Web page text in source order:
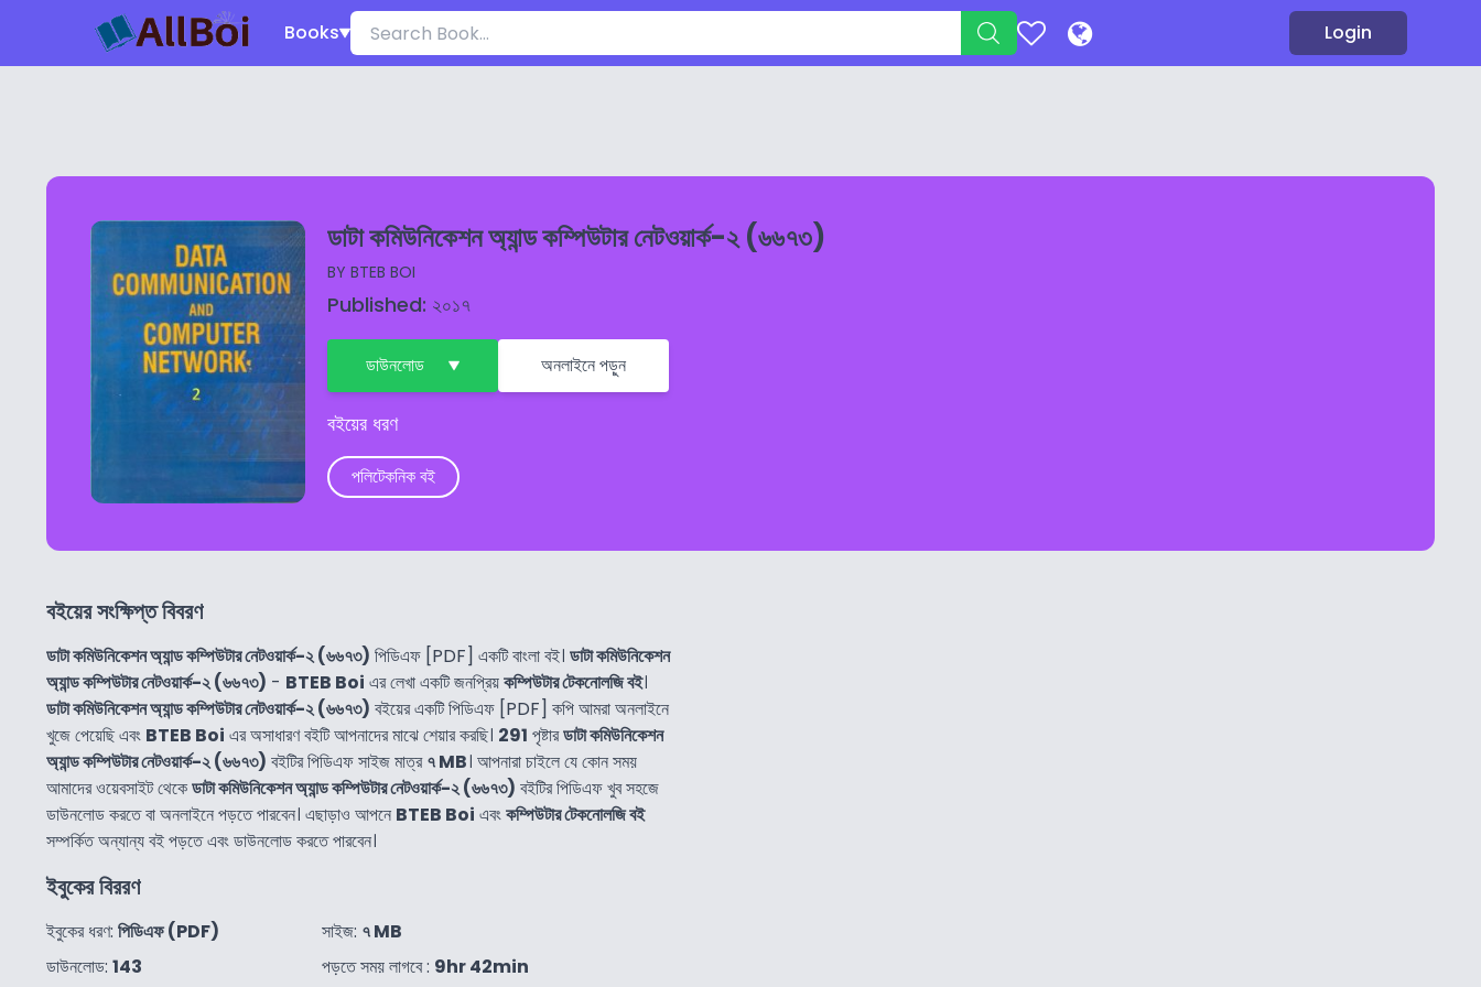
Books Login
ডাটা কমিউনিকেশন অ্যান্ড কম্পিউটার নেটওয়ার্ক-২ (৬৬৭৩)
BY BTEB BOI
Published: ২০১৭
ডাউনলোড অনলাইনে পড়ুন
বইয়ের ধরণ
পলিটেকনিক বই
বইয়ের সংক্ষিপ্ত বিবরণ
ডাটা কমিউনিকেশন অ্যান্ড কম্পিউটার নেটওয়ার্ক-২ (৬৬৭৩) পিডিএফ [PDF] একটি বাংলা বই। ডাটা কমিউনিকেশন
অ্যান্ড কম্পিউটার নেটওয়ার্ক-২ (৬৬৭৩) - BTEB Boi এর লেখা একটি জনপ্রিয়কম্পিউটার টেকনোলজি বই।
ডাটা কমিউনিকেশন অ্যান্ড কম্পিউটার নেটওয়ার্ক-২ (৬৬৭৩) বইয়ের একটি পিডিএফ [PDF] কপি আমরা অনলাইনে
খুজে পেয়েছি এবং BTEB Boi এর অসাধারণ বইটি আপনাদের মাঝে শেয়ার করছি। 291 পৃষ্টারডাটা কমিউনিকেশন
অ্যান্ড কম্পিউটার নেটওয়ার্ক-২ (৬৬৭৩) বইটির পিডিএফ সাইজ মাত্র৭ MB। আপনারা চাইলে যে কোন সময়
আমাদের ওয়েবসাইট থেকেডাটা কমিউনিকেশন অ্যান্ড কম্পিউটার নেটওয়ার্ক-২ (৬৬৭৩) বইটির পিডিএফ খুব সহজে
ডাউনলোড করতে বা অনলাইনে পড়তে পারবেন। এছাড়াও আপনে BTEB Boi এবংকম্পিউটার টেকনোলজি বই
সম্পর্কিত অন্যান্য বই পড়তে এবং ডাউনলোড করতে পারবেন।
ইবুকের বিররণ
ইবুকের ধরণ: পিডিএফ (PDF)
ডাউনলোড: 143
সাইজ: ৭ MB
পড়তে সময় লাগবে : 9hr 42min